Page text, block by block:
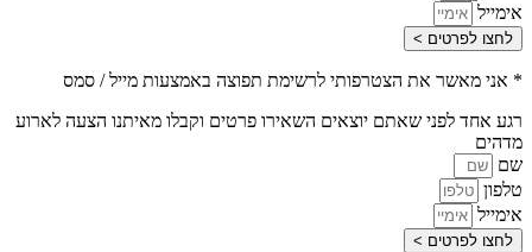
אימייל
לחצו לפרטים >
* אני מאשר את הצטרפותי לרשימת תפוצה באמצעות מייל / סמס
רגע אחד לפני שאתם יוצאים השאירו פרטים וקבלו מאיתנו הצעה לארוע
מדהים
שם
טלפון
אימייל
לחצו לפרטים >